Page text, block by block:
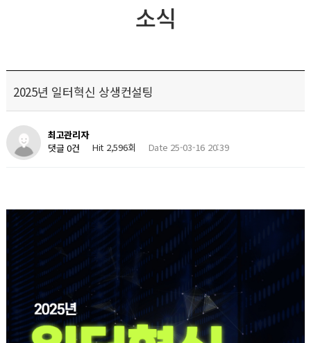
소식
2025년 일터혁신 상생컨설팅
최고관리자
댓글 0건
Hit 2,596회 Date 25-03-16 20:39